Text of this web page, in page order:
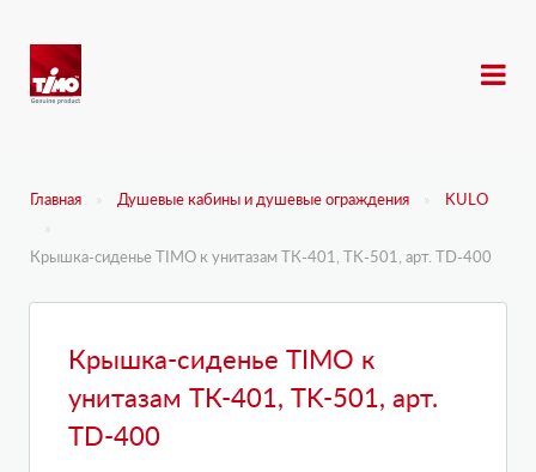
Главная Душевые кабины и душевые ограждения KULO
Крышка-сиденье TIMO к унитазам ТК-401, ТK-501, арт. TD-400
Крышка-сиденье TIMO к
унитазам ТК-401, ТK-501, арт.
TD-400